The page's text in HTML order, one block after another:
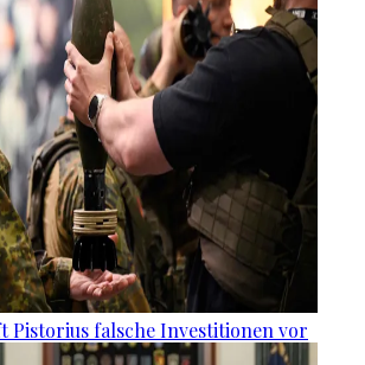
Pistorius falsche Investitionen vor